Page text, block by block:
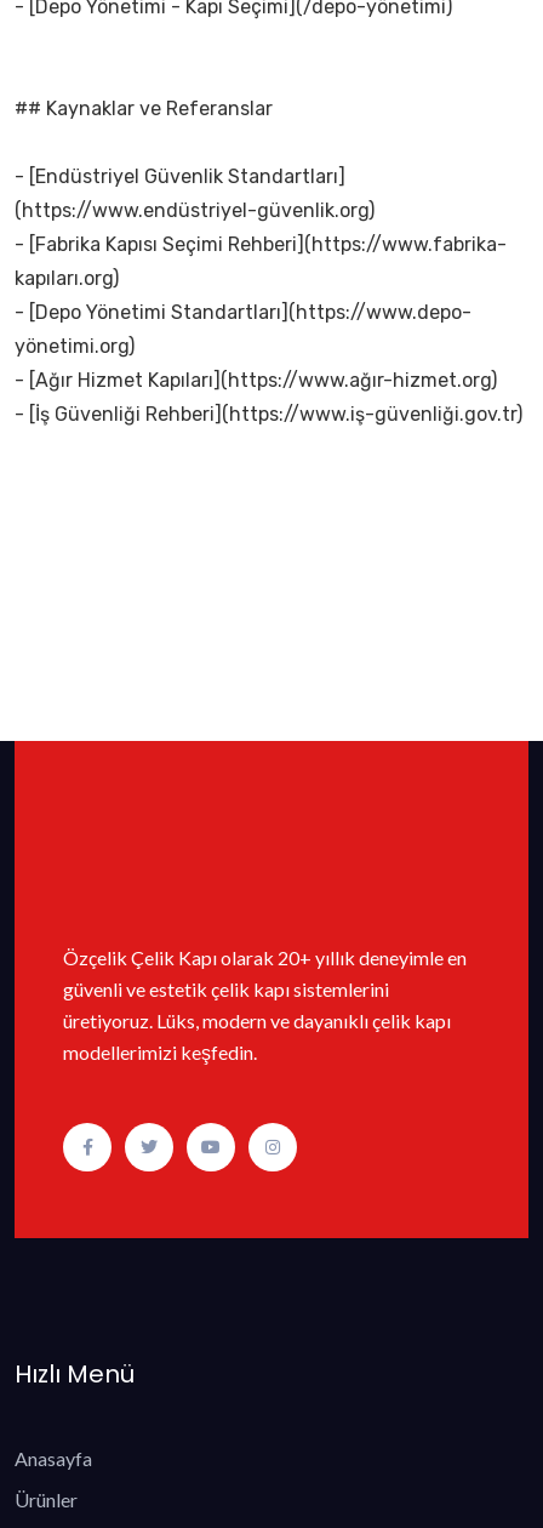
- [Depo Yönetimi - Kapı Seçimi](/depo-yönetimi)
## Kaynaklar ve Referanslar
- [Endüstriyel Güvenlik Standartları]
(https://www.endüstriyel-güvenlik.org)
- [Fabrika Kapısı Seçimi Rehberi](https://www.fabrika-
kapıları.org)
- [Depo Yönetimi Standartları](https://www.depo-
yönetimi.org)
- [Ağır Hizmet Kapıları](https://www.ağır-hizmet.org)
- [İş Güvenliği Rehberi](https://www.iş-güvenliği.gov.tr)
Özçelik Çelik Kapı olarak 20+ yıllık deneyimle en
güvenli ve estetik çelik kapı sistemlerini
üretiyoruz. Lüks, modern ve dayanıklı çelik kapı
modellerimizi keşfedin.
Hızlı Menü
Anasayfa
Ürünler